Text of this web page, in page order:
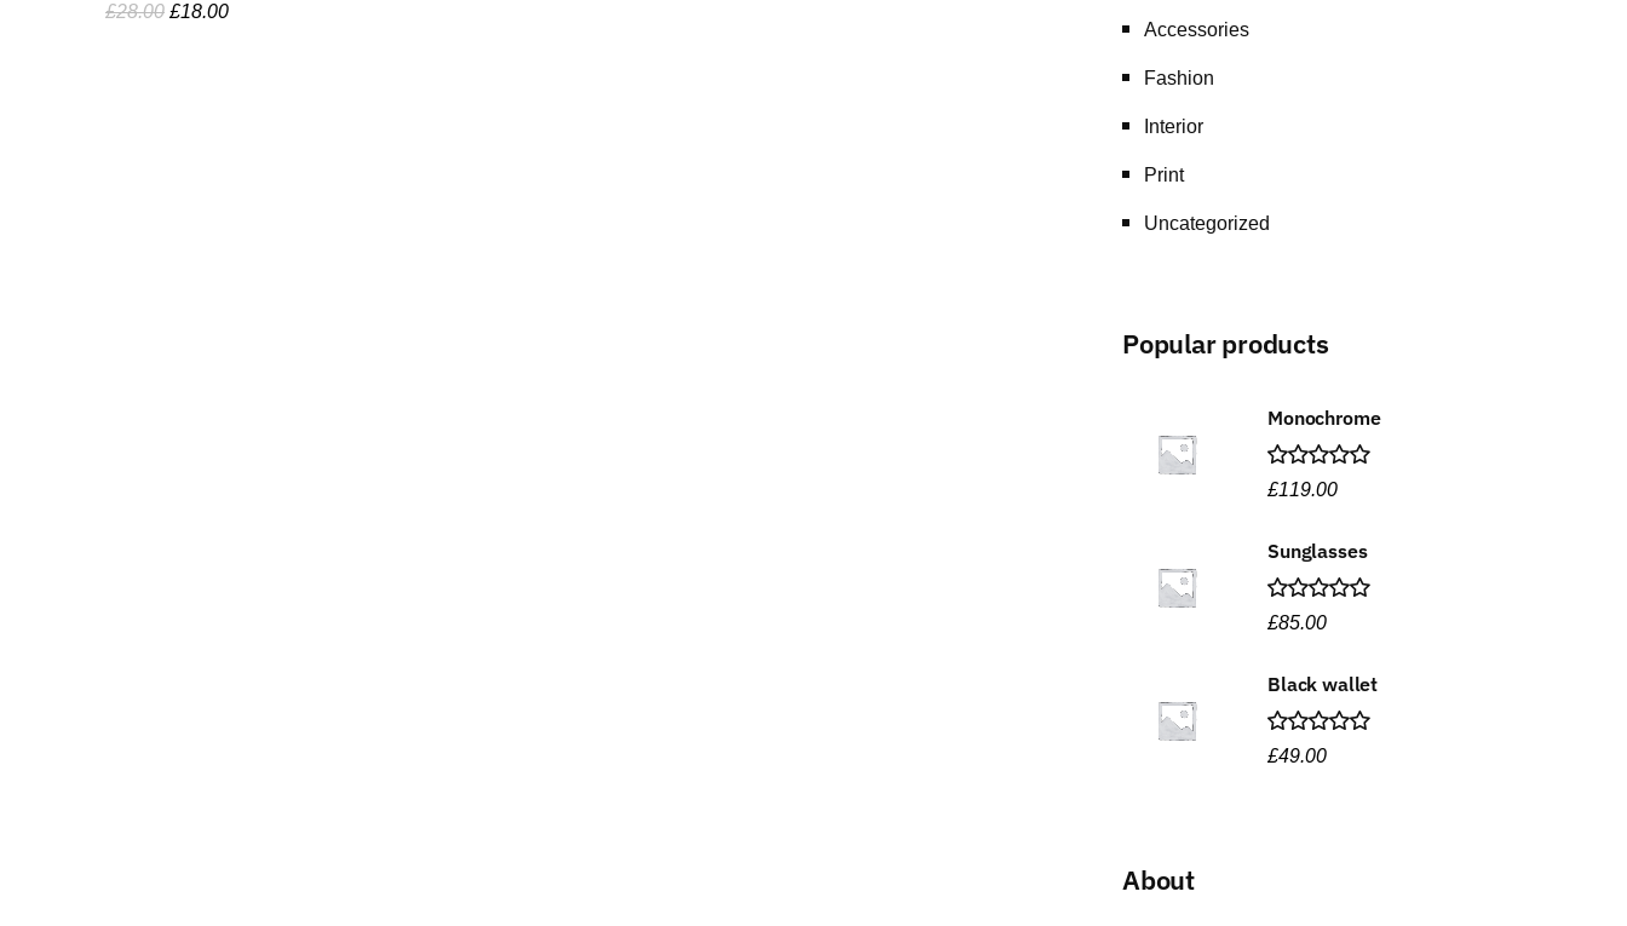
£28.00 £18.00
Accessories
Fashion
Interior
Print
Uncategorized
Popular products
Monochrome
Bewertet
mit5.00
£119.00
Sunglasses
Bewertet
mit5.00
£85.00
Black wallet
Bewertet
mit5.00
£49.00
About